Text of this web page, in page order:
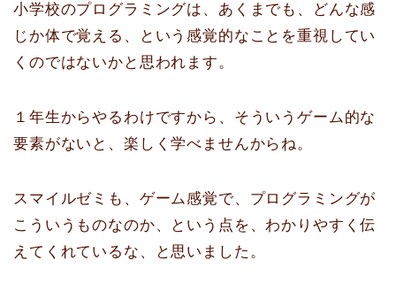
小学校のプログラミングは、あくまでも、どんな感
じか体で覚える、という感覚的なことを重視してい
くのではないかと思われます。
１年生からやるわけですから、そういうゲーム的な
要素がないと、楽しく学べませんからね。
スマイルゼミも、ゲーム感覚で、プログラミングが
こういうものなのか、という点を、わかりやすく伝
えてくれているな、と思いました。